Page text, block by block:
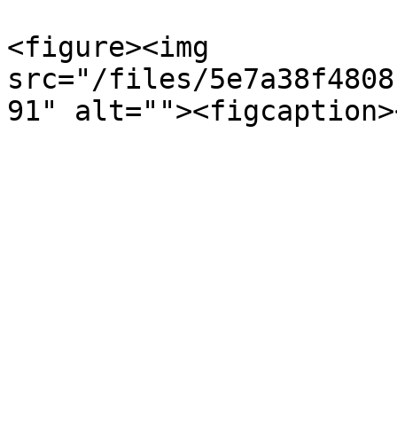
<figure><img
src="/files/